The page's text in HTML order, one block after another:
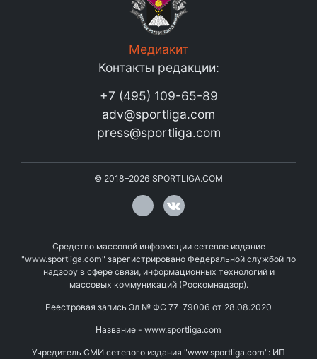
Медиакит
Контакты редакции:
+7 (495) 109-65-89
adv@sportliga.com
press@sportliga.com
© 2018–2026 SPORTLIGA.COM
Средство массовой информации сетевое издание
"www.sportliga.com" зарегистрировано Федеральной службой по
надзору в сфере связи, информационных технологий и
массовых коммуникаций (Роскомнадзор).
Реестровая запись Эл № ФС 77-79006 от 28.08.2020
Название - www.sportliga.com
Учредитель СМИ сетевого издания "www.sportliga.com": ИП